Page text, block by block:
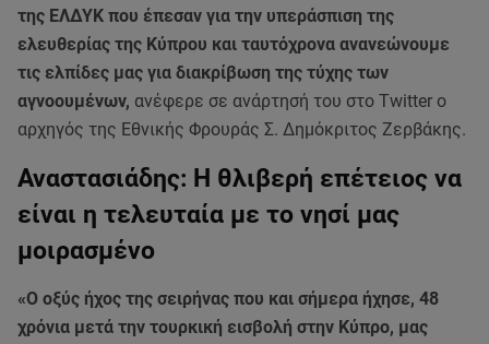
της ΕΛΔΥΚ που έπεσαν για την υπεράσπιση της
ελευθερίας της Κύπρου και ταυτόχρονα ανανεώνουμε
τις ελπίδες μας για διακρίβωση της τύχης των
αγνοουμένων, ανέφερε σε ανάρτησή του στο Twitter ο
αρχηγός της Εθνικής Φρουράς Σ. Δημόκριτος Ζερβάκης.
Αναστασιάδης: Η θλιβερή επέτειος να
είναι η τελευταία με το νησί μας
μοιρασμένο
«Ο οξύς ήχος της σειρήνας που και σήμερα ήχησε, 48
χρόνια μετά την τουρκική εισβολή στην Κύπρο, μας